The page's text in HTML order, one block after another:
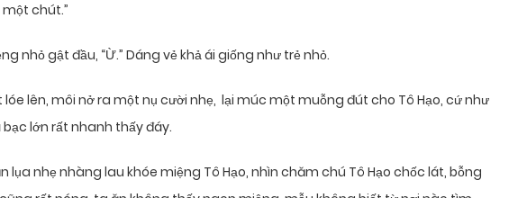
một chút.”
nhỏ gật đầu, “Ừ.” Dáng vẻ khả ái giống như trẻ nhỏ.
lên, môi nở ra một nụ cười nhẹ, lại múc một muỗng đút cho Tô Hạo, cứ như
lớn rất nhanh thấy đáy.
lụa nhẹ nhàng lau khóe miệng Tô Hạo, nhìn chăm chú Tô Hạo chốc lát, bỗng